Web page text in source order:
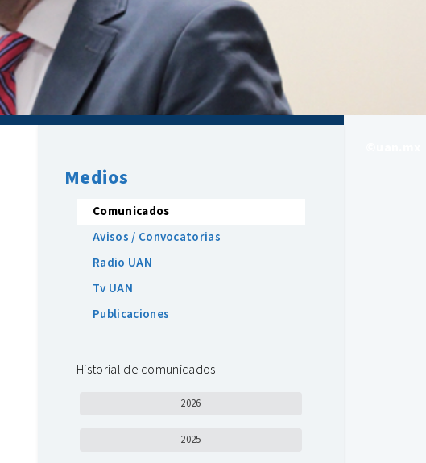
Medios
Comunicados
Avisos / Convocatorias
Radio UAN
Tv UAN
Publicaciones
Historial de comunicados
2026
2025